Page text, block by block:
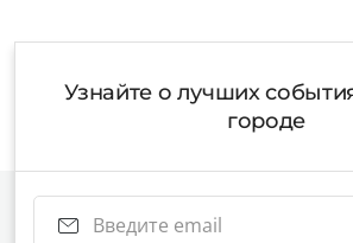
Узнайте о лучших
городе